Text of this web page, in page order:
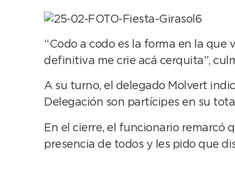
“Codo a codo es la forma en la
definitiva me crie acá cerquita”,
A su turno, el delegado Molvert
Delegación son partícipes en su
En el cierre, el funcionario remarcó
presencia de todos y les pido que